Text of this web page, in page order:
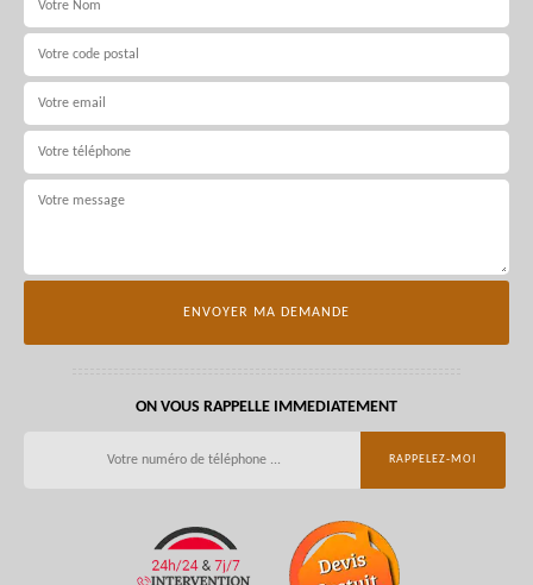
ON VOUS RAPPELLE IMMEDIATEMENT